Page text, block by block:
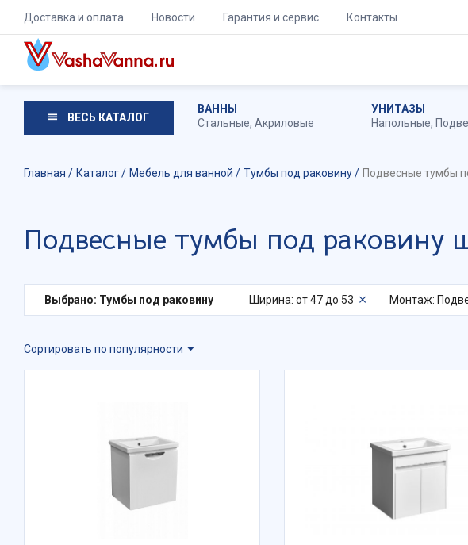
Доставка и оплата Новости Гарантия и сервис Контакты
ВЕСЬ КАТАЛОГ
ВАННЫ
Стальные, Акриловые
УНИТАЗЫ
Напольные,
Главная Каталог Мебель для ванной Тумбы под раковину Подвесные тумбы
Подвесные тумбы под раковину
Выбрано: Тумбы под раковину Ширина: от 47 до 53 Монтаж:
Сортировать по популярности